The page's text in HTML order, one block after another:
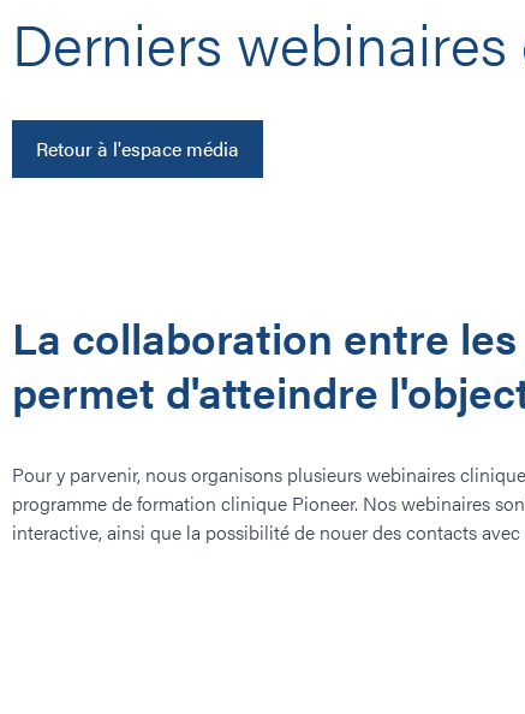
Derniers
Retour à l'espace média
La collaboration entre les
permet d'atteindre
Pour y parvenir, nous organisons plusieurs webinaires
programme de formation clinique Pioneer. Nos webinaires
interactive, ainsi que la possibilité de nouer des contacts